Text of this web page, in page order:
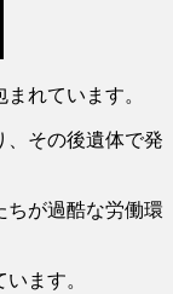
れています。
、その後遺体で発
ちが過酷な労働環
ます。